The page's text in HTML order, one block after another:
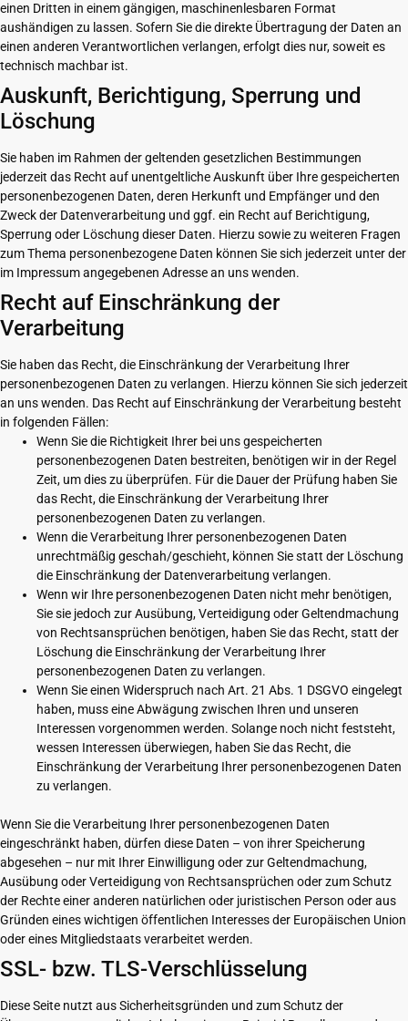
einen Dritten in einem gängigen, maschinenlesbaren Format
aushändigen zu lassen. Sofern Sie die direkte Übertragung der Daten an
einen anderen Verantwortlichen verlangen, erfolgt dies nur, soweit es
technisch machbar ist.
Auskunft, Berichtigung, Sperrung und
Löschung
Sie haben im Rahmen der geltenden gesetzlichen Bestimmungen
jederzeit das Recht auf unentgeltliche Auskunft über Ihre gespeicherten
personenbezogenen Daten, deren Herkunft und Empfänger und den
Zweck der Datenverarbeitung und ggf. ein Recht auf Berichtigung,
Sperrung oder Löschung dieser Daten. Hierzu sowie zu weiteren Fragen
zum Thema personenbezogene Daten können Sie sich jederzeit unter der
im Impressum angegebenen Adresse an uns wenden.
Recht auf Einschränkung der
Verarbeitung
Sie haben das Recht, die Einschränkung der Verarbeitung Ihrer
personenbezogenen Daten zu verlangen. Hierzu können Sie sich jederzeit
an uns wenden. Das Recht auf Einschränkung der Verarbeitung besteht
in folgenden Fällen:
Wenn Sie die Richtigkeit Ihrer bei uns gespeicherten
personenbezogenen Daten bestreiten, benötigen wir in der Regel
Zeit, um dies zu überprüfen. Für die Dauer der Prüfung haben Sie
das Recht, die Einschränkung der Verarbeitung Ihrer
personenbezogenen Daten zu verlangen.
Wenn die Verarbeitung Ihrer personenbezogenen Daten
unrechtmäßig geschah/geschieht, können Sie statt der Löschung
die Einschränkung der Datenverarbeitung verlangen.
Wenn wir Ihre personenbezogenen Daten nicht mehr benötigen,
Sie sie jedoch zur Ausübung, Verteidigung oder Geltendmachung
von Rechtsansprüchen benötigen, haben Sie das Recht, statt der
Löschung die Einschränkung der Verarbeitung Ihrer
personenbezogenen Daten zu verlangen.
Wenn Sie einen Widerspruch nach Art. 21 Abs. 1 DSGVO eingelegt
haben, muss eine Abwägung zwischen Ihren und unseren
Interessen vorgenommen werden. Solange noch nicht feststeht,
wessen Interessen überwiegen, haben Sie das Recht, die
Einschränkung der Verarbeitung Ihrer personenbezogenen Daten
zu verlangen.
Wenn Sie die Verarbeitung Ihrer personenbezogenen Daten
eingeschränkt haben, dürfen diese Daten – von ihrer Speicherung
abgesehen – nur mit Ihrer Einwilligung oder zur Geltendmachung,
Ausübung oder Verteidigung von Rechtsansprüchen oder zum Schutz
der Rechte einer anderen natürlichen oder juristischen Person oder aus
Gründen eines wichtigen öffentlichen Interesses der Europäischen Union
oder eines Mitgliedstaats verarbeitet werden.
SSL- bzw. TLS-Verschlüsselung
Diese Seite nutzt aus Sicherheitsgründen und zum Schutz der